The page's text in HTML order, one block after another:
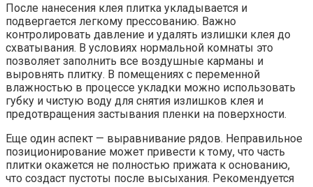
После нанесения клея плитка укладывается и
подвергается легкому прессованию. Важно
контролировать давление и удалять излишки клея до
схватывания. В условиях нормальной комнаты это
позволяет заполнить все воздушные карманы и
выровнять плитку. В помещениях с переменной
влажностью в процессе укладки можно использовать
губку и чистую воду для снятия излишков клея и
предотвращения застывания пленки на поверхности.
Еще один аспект — выравнивание рядов. Неправильное
позиционирование может привести к тому, что часть
плитки окажется не полностью прижата к основанию,
что создаст пустоты после высыхания. Рекомендуется